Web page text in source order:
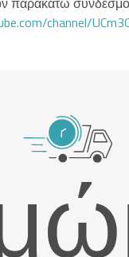
channel/